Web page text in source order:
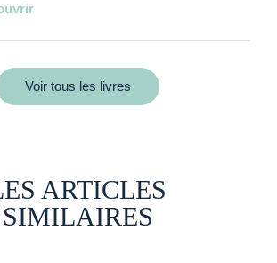
Voir tous les livres
ARTICLES
SIMILAIRES